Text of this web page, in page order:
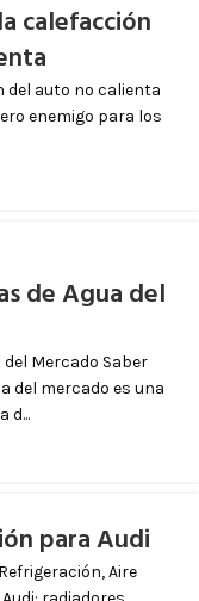
calefacción
del auto no calienta
enemigo para los
de Agua del
Mercado Saber
del mercado es una
d...
para Audi
Aire